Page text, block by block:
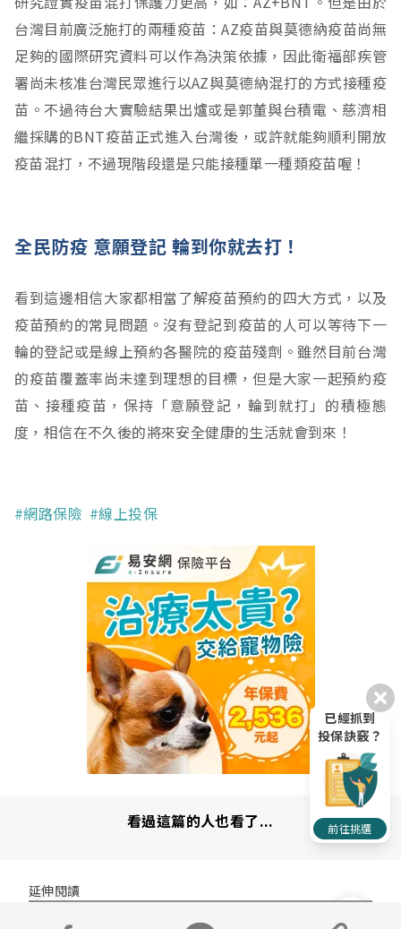
台灣目前廣泛施打的兩種疫苗：AZ疫苗與莫德納疫苗尚無
足夠的國際研究資料可以作為決策依據，因此衛福部疾管
署尚未核准台灣民眾進行以AZ與莫德納混打的方式接種疫
苗。不過待台大實驗結果出爐或是郭董與台積電、慈濟相
繼採購的BNT疫苗正式進入台灣後，或許就能夠順利開放
疫苗混打，不過現階段還是只能接種單一種類疫苗喔！
全民防疫 意願登記 輪到你就去打！
看到這邊相信大家都相當了解疫苗預約的四大方式，以及
疫苗預約的常見問題。沒有登記到疫苗的人可以等待下一
輪的登記或是線上預約各醫院的疫苗殘劑。雖然目前台灣
的疫苗覆蓋率尚未達到理想的目標，但是大家一起預約疫
苗、接種疫苗，保持「意願登記，輪到就打」的積極態
度，相信在不久後的將來安全健康的生活就會到來！
#網路保險 #線上投保
看過這篇的人也看了...
延伸閱讀
已經抓到
投保訣竅？
前往挑選